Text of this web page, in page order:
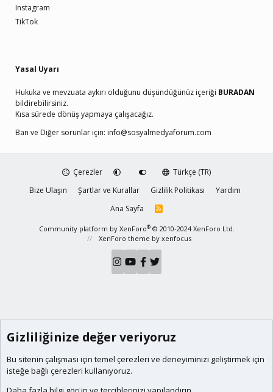
Instagram
TikTok
Yasal Uyarı
Hukuka ve mevzuata aykırı olduğunu düşündüğünüz içeriği BURADAN
bildirebilirsiniz.
Kısa sürede dönüş yapmaya çalışacağız.
Ban ve Diğer sorunlar için: info@sosyalmedyaforum.com
Çerezler
Türkçe (TR)
Bize Ulaşın
Şartlar ve Kurallar Gizlilik Politikası
Yardım
Ana Sayfa
R
Community platform by XenForo® © 2010-2024 XenForo Ltd.
XenForo theme by xenfocus
Gizliliğinize değer veriyoruz
Bu sitenin çalışması için temel çerezleri ve deneyiminizi geliştirmek için
isteğe bağlı çerezleri kullanıyoruz.